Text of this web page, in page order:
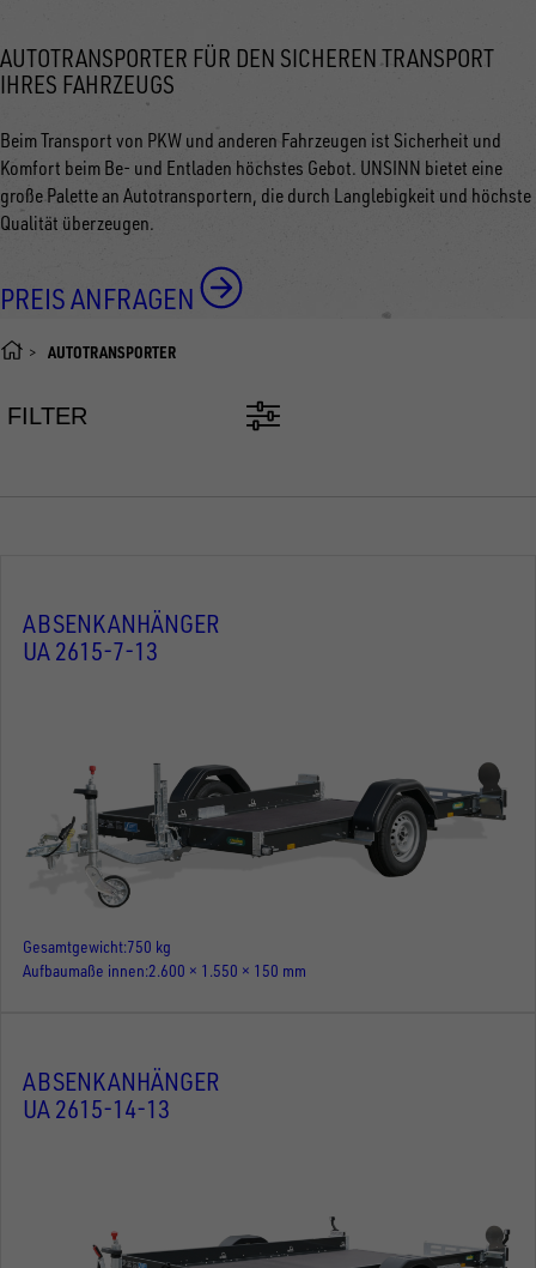
AUTOTRANSPORTER FÜR DEN SICHEREN TRANSPORT
IHRES FAHRZEUGS
Beim Transport von PKW und anderen Fahrzeugen ist Sicherheit und
Komfort beim Be- und Entladen höchstes Gebot. UNSINN bietet eine
große Palette an Autotransportern, die durch Langlebigkeit und höchste
Qualität überzeugen.
PREIS ANFRAGEN
AUTOTRANSPORTER
FILTER
ABSENKANHÄNGER
UA 2615-7-13
Gesamtgewicht 750 kg
Aufbaumaße innen 2.600 × 1.550 × 150 mm
ABSENKANHÄNGER
UA 2615-14-13